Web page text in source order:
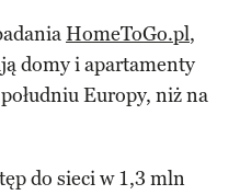
HomeToGo.pl,
domy i apartamenty
Europy, niż na
do sieci w 1,3 mln